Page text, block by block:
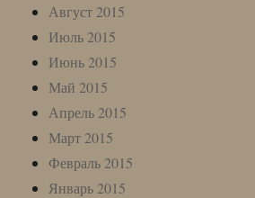
Август 2015
Июль 2015
Июнь 2015
Май 2015
Апрель 2015
Март 2015
Февраль 2015
Январь 2015